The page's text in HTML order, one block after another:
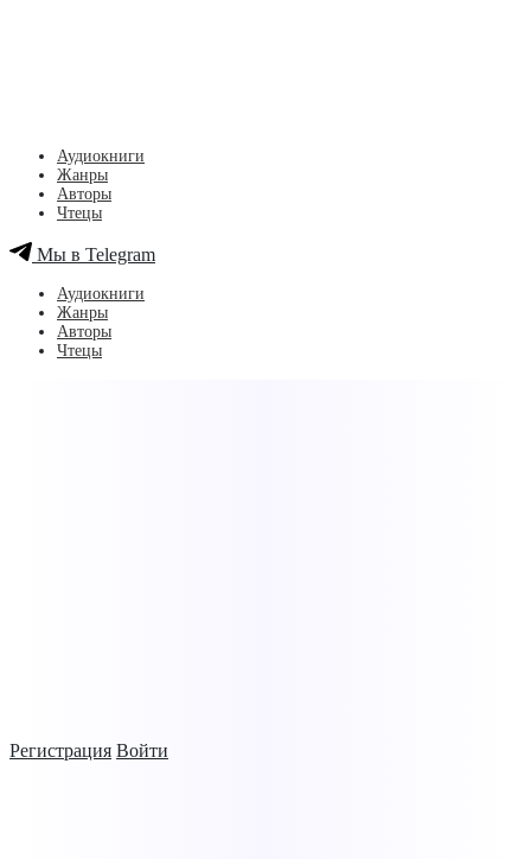
Регистрация Войти
Аудиокниги
Жанры
Авторы
Чтецы
Мы в Telegram
Аудиокниги
Жанры
Авторы
Чтецы